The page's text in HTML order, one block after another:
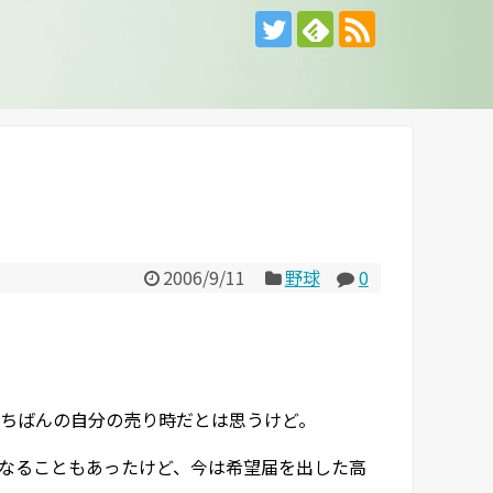
2006/9/11 野球
0
んの自分の売り時だとは思うけど。
ることもあったけど、今は希望届を出した高